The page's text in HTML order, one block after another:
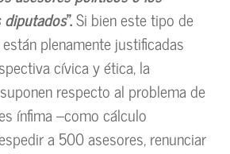
”.Si bien este tipo de
plenamente justificadas
cívica y ética, la
respecto al problema de
ínfima –como cálculo
a 500 asesores, renunciar